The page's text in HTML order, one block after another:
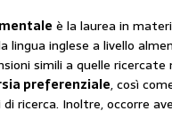
è la laurea in
lingua inglese a livello
simili a quelle
preferenziale, così
ricerca. Inoltre, occorre